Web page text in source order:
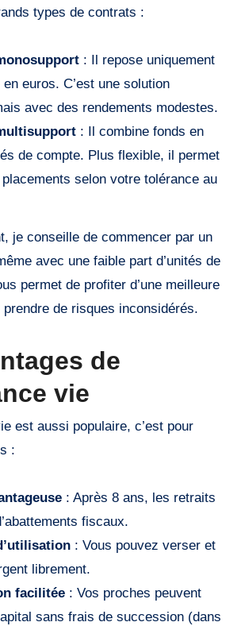
types de contrats :
: Il repose uniquement
euros. C’est une solution
avec des rendements modestes.
: Il combine fonds en
de compte. Plus flexible, il permet
placements selon votre tolérance au
je conseille de commencer par un
avec une faible part d’unités de
permet de profiter d’une meilleure
de risques inconsidérés.
de
vie
est aussi populaire, c’est pour
:
: Après 8 ans, les retraits
fiscaux.
: Vous pouvez verser et
librement.
facilitée: Vos proches peuvent
sans frais de succession (dans